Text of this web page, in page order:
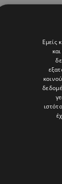
Εμείς